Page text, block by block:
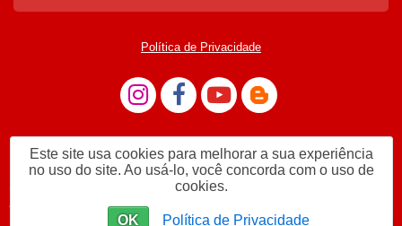
Me Chame no WhatsApp 11975238861
Política de Privacidade
Este site usa cookies para melhorar a sua experiência
no uso do site. Ao usá-lo, você concorda com o uso de
cookies.
OK Política de Privacidade